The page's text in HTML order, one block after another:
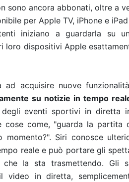
sono ancora abbonati, oltre a
per Apple TV, iPhone e
iniziano a guardarla su
loro dispositivi Apple
ad acquisire nuove
su notizie in tempo
degli eventi sportivi in diretta
cose come, "guarda la
momento?". Siri conosce
reale e può portare gli
che la sta trasmettendo. Gli
video in diretta,